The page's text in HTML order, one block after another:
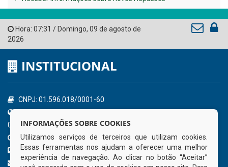
Hora: 07:31 / Domingo, 09 de agosto de
2026
INSTITUCIONAL
CNPJ: 01.596.018/0001-60
000
Atendimento: 08:00hs às 14:00hs
(81) 98512-1231
gabinete@tamandare.pe.gov.br
INFORMAÇÕES SOBRE COOKIES
Utilizamos serviços de terceiros que utilizam cookies.
Essas ferramentas nos ajudam a oferecer uma melhor
experiência de navegação. Ao clicar no botão “Aceitar”